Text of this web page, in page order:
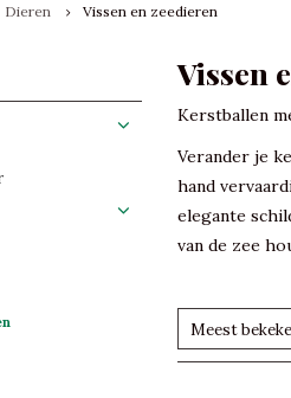
Dieren Vissen en zeedieren
Vissen
Kerstballen
Verander je
hand
elegante
van de zee
Meest